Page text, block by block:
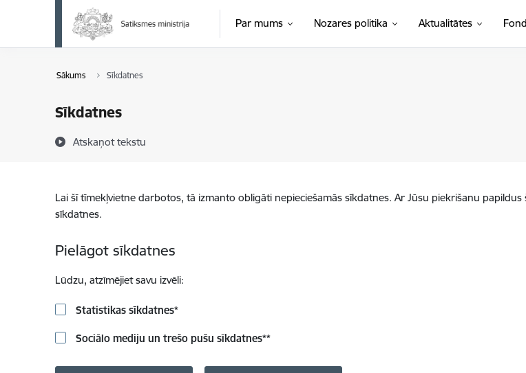
Pāriet uz lapas saturu
Par mums Nozares politika Aktualitātes
Sākums Sīkdatnes
Sīkdatnes
Atskaņot tekstu
Lai šī tīmekļvietne darbotos, tā izmanto obligāti nepieciešamās sīkdatnes. Ar Jūsu piekrišanu
sīkdatnes.
Pielāgot sīkdatnes
Lūdzu, atzīmējiet savu izvēli:
Statistikas sīkdatnes*
Sociālo mediju un trešo pušu sīkdatnes**